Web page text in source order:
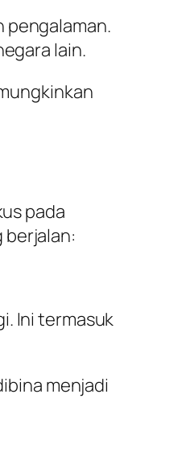
pengalaman.
lain.
pada
berjalan:
Ini termasuk
menjadi